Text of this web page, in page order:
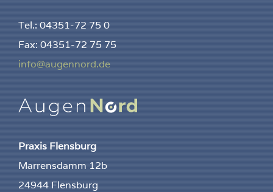
Tel.: 04351-72 75 0
Fax: 04351-72 75 75
info@augennord.de
Praxis Flensburg
Marrensdamm 12b
24944 Flensburg